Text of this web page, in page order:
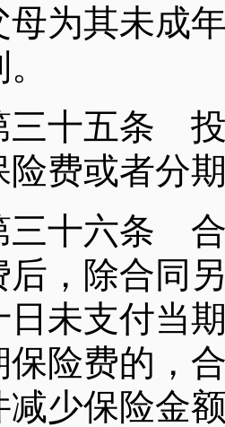
其未成年
五条 投保
险费或者分
六条 合同
后，除合同
日未支付当
保险费的，
减少保险金